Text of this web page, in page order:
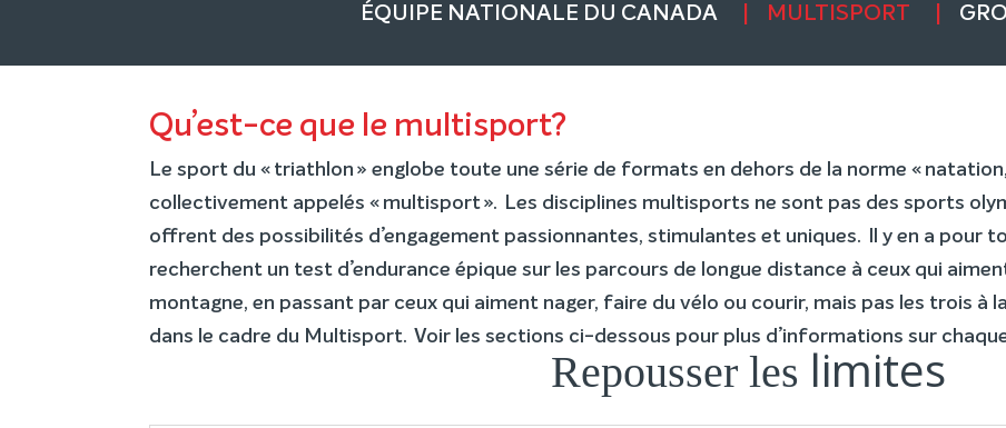
Repousser les limites
ÉQUIPE NATIONALE DU CANADA MULTISPORT
Qu’est-ce que le multisport?
Le sport du « triathlon » englobe toute une série de formats en dehors de la norme «
collectivement appelés « multisport ». Les disciplines multisports ne sont pas des sports
offrent des possibilités d’engagement passionnantes, stimulantes et uniques. Il y en a pour
recherchent un test d’endurance épique sur les parcours de longue distance à ceux qui
montagne, en passant par ceux qui aiment nager, faire du vélo ou courir, mais pas les trois à
dans le cadre du Multisport. Voir les sections ci-dessous pour plus d’informations sur